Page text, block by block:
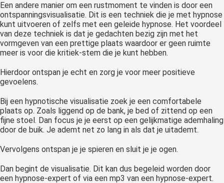
Een andere manier om een rustmoment te vinden is door een
ontspanningsvisualisatie. Dit is een techniek die je met hypnose
kunt uitvoeren of zelfs met een geleide hypnose. Het voordeel
van deze techniek is dat je gedachten bezig zijn met het
vormgeven van een prettige plaats waardoor er geen ruimte
meer is voor die kritiek-stem die je kunt hebben.
Hierdoor ontspan je echt en zorg je voor meer positieve
gevoelens.
Bij een hypnotische visualisatie zoek je een comfortabele
plaats op. Zoals liggend op de bank, je bed of zittend op een
fijne stoel. Dan focus je je eerst op een gelijkmatige ademhaling
door de buik. Je ademt net zo lang in als dat je uitademt.
Vervolgens ontspan je je spieren en sluit je je ogen.
Dan begint de visualisatie. Dit kan dus begeleid worden door
een hypnose-expert of via een mp3 van een hypnose-expert.